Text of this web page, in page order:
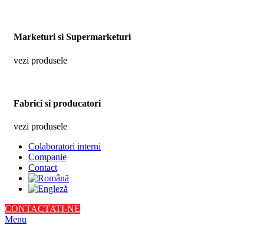
Marketuri si Supermarketuri
vezi produsele
Fabrici si producatori
vezi produsele
Colaboratori interni
Companie
Contact
CONTACTATI-NE
Menu